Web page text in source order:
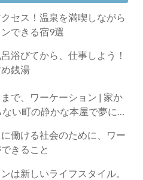
セス！温泉を満喫しながら
できる宿9選
浴びてから、仕事しよう！
銭湯
で、ワーケーション | 家か
い町の静かな本屋で夢に近
働ける社会のために、ワー
きること
は新しいライフスタイル。